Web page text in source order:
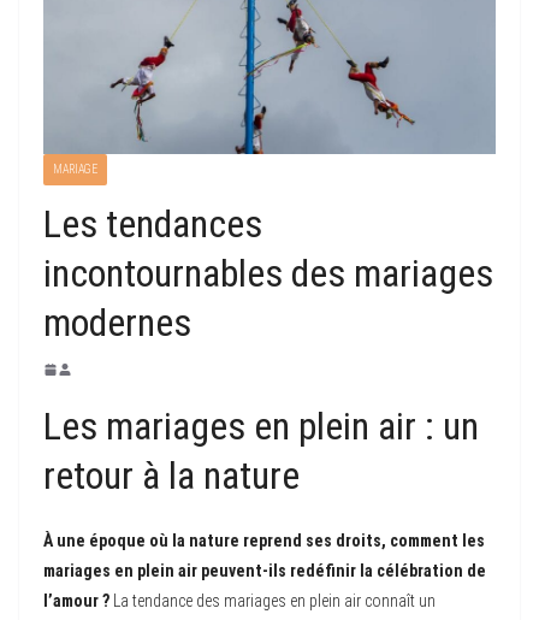
MARIAGE
Les tendances
incontournables des mariages
modernes
Les mariages en plein air : un
retour à la nature
À une époque où la nature reprend ses droits, comment les
mariages en plein air peuvent-ils redéfinir la célébration de
l’amour ? La tendance des mariages en plein air connaît un